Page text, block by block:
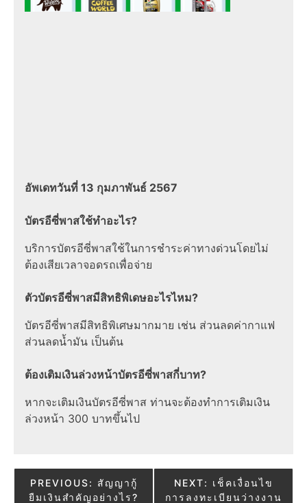
อัพเดทวันที่ 13 กุมภาพันธ์ 2567
บัตรอีซี่พาสใช้ทำอะไร?
บริการบัตรอีซี่พาสใช้ในการชำระค่าทางด่วนโดยไม่
ต้องเสียเวลาจอดรถเพื่อจ่าย
ตัวบัตรอีซี่พาสมีสิทธิพิเดษอะไรไหม?
บัตรอีซี่พาสมีสิทธิพิเศษมากมาย เช่น ส่วนลดค่ากาแฟ
ส่วนลดน้ำมัน เป็นต้น
ต้องเติมเงินล่วงหน้าบัตรอีซี่พาสกี่บาท?
หากจะเติมเงินบัตรอีซี่พาส ท่านจะต้องทำการเติมเงิน
ล่วงหน้า 300 บาทขึ้นไป
Post
PREVIOUS: สัญญากู้
ยืมเงินสำคัญอย่างไร?
NEXT: เช็คเงื่อนไข
การลงทะเบียนว่างงาน